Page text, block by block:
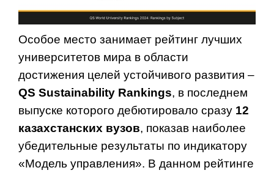
Особое место занимает рейтинг лучших
университетов мира в области
достижения целей устойчивого развития –
QS Sustainability Rankings, в последнем
выпуске которого дебютировало сразу 12
казахстанских вузов, показав наиболее
убедительные результаты по индикатору
«Модель управления». В данном рейтинге